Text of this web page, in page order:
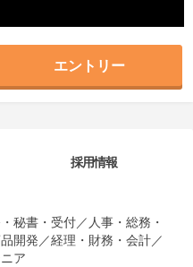
エントリー
採用情報
秘書・受付／人事・総務・
開発／経理・財務・会計／
ア